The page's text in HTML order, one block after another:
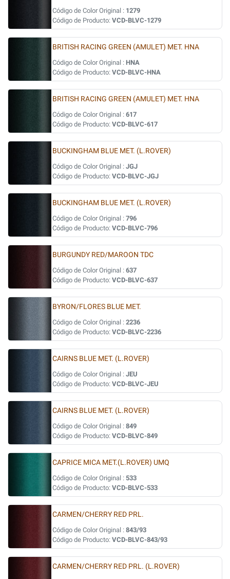
Código de Color Original : 1279
Código de Producto: VCD-BLVC-1279
BRITISH RACING GREEN (AMULET) MET. HNA
Código de Color Original : HNA
Código de Producto: VCD-BLVC-HNA
BRITISH RACING GREEN (AMULET) MET. HNA
Código de Color Original : 617
Código de Producto: VCD-BLVC-617
BUCKINGHAM BLUE MET. (L.ROVER)
Código de Color Original : JGJ
Código de Producto: VCD-BLVC-JGJ
BUCKINGHAM BLUE MET. (L.ROVER)
Código de Color Original : 796
Código de Producto: VCD-BLVC-796
BURGUNDY RED/MAROON TDC
Código de Color Original : 637
Código de Producto: VCD-BLVC-637
BYRON/FLORES BLUE MET.
Código de Color Original : 2236
Código de Producto: VCD-BLVC-2236
CAIRNS BLUE MET. (L.ROVER)
Código de Color Original : JEU
Código de Producto: VCD-BLVC-JEU
CAIRNS BLUE MET. (L.ROVER)
Código de Color Original : 849
Código de Producto: VCD-BLVC-849
CAPRICE MICA MET.(L.ROVER) UMQ
Código de Color Original : 533
Código de Producto: VCD-BLVC-533
CARMEN/CHERRY RED PRL.
Código de Color Original : 843/93
Código de Producto: VCD-BLVC-843/93
CARMEN/CHERRY RED PRL. (L.ROVER)